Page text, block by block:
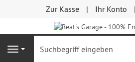
Zur Kasse Ihr Konto
Navigation